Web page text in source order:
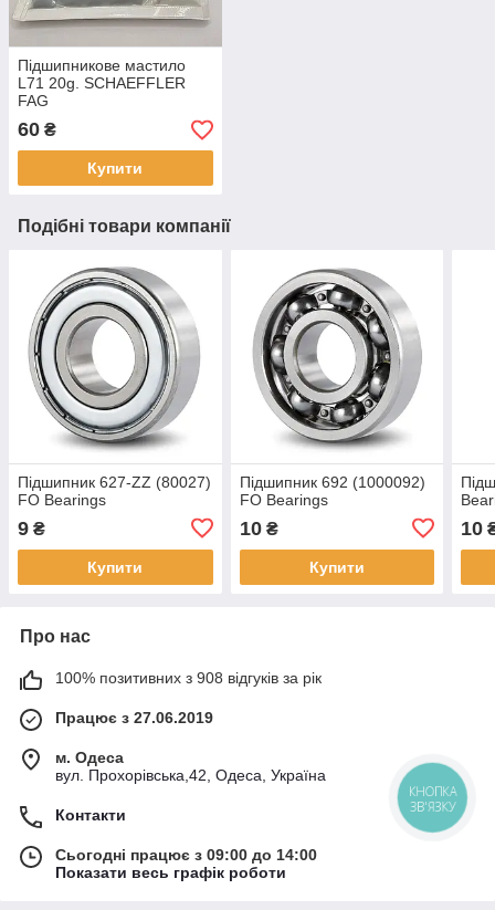
Підшипникове мастило
L71 20g. SCHAEFFLER
FAG
60 ₴
Купити
Подібні товари компанії
Підшипник 627-ZZ (80027)
FO Bearings
9 ₴
Купити
Підшипник 692 (1000092)
FO Bearings
10₴
Купити
10
Про нас
100% позитивних з 908 відгуків за рік
Працює з 27.06.2019
м. Одеса
вул. Прохорівська,42, Одеса, Україна
Контакти
Сьогодні працює з 09:00 до 14:00
Показати весь графік роботи
КНОПКА
ЗВ'ЯЗКУ